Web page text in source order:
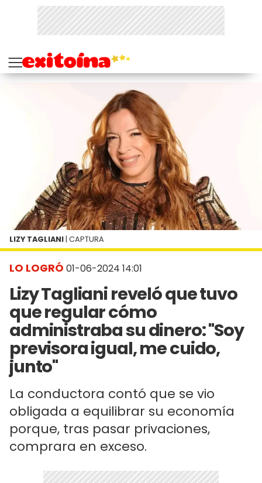
LO LOGRÓ 01-06-2024 14:01
Lizy Tagliani reveló que tuvo
que regular cómo
administraba su dinero: "Soy
previsora igual, me cuido,
junto"
La conductora contó que se vio
obligada a equilibrar su economía
porque, tras pasar privaciones,
comprara en exceso.
LIZY TAGLIANI | CAPTURA